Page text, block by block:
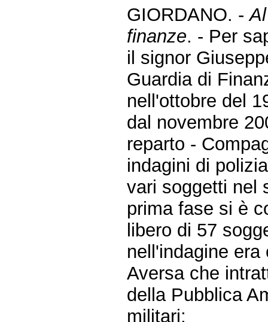
GIORDANO. -
finanze. - Per
il signor
Guardia di
nell'ottobre del
dal novembre
reparto -
indagini di
vari soggetti nel
prima fase si è
libero di 57
nell'indagine
Aversa che
della Pubblica
militari;